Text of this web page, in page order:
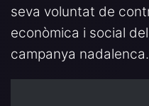
seva voluntat de
econòmica i social
campanya nadalenca.